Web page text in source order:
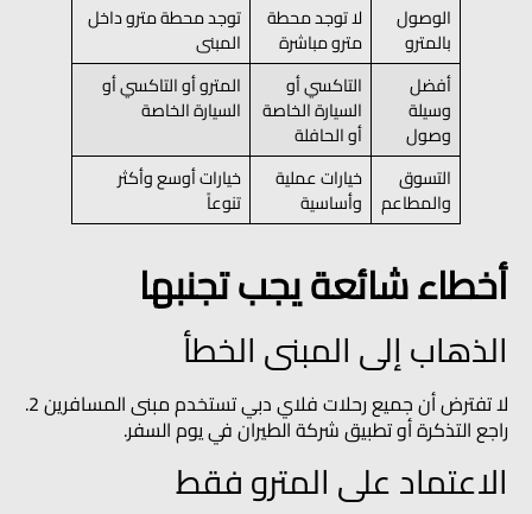
الوصول
بالمترو
لا توجد محطة
مترو مباشرة
توجد محطة مترو داخل
المبنى
أفضل
وسيلة
وصول
التاكسي أو
السيارة الخاصة
أو الحافلة
المترو أو التاكسي أو
السيارة الخاصة
التسوق
والمطاعم
خيارات عملية
وأساسية
خيارات أوسع وأكثر
تنوعاً
أخطاء شائعة يجب تجنبها
الذهاب إلى المبنى الخطأ
لا تفترض أن جميع رحلات فلاي دبي تستخدم مبنى المسافرين 2.
راجع التذكرة أو تطبيق شركة الطيران في يوم السفر.
الاعتماد على المترو فقط